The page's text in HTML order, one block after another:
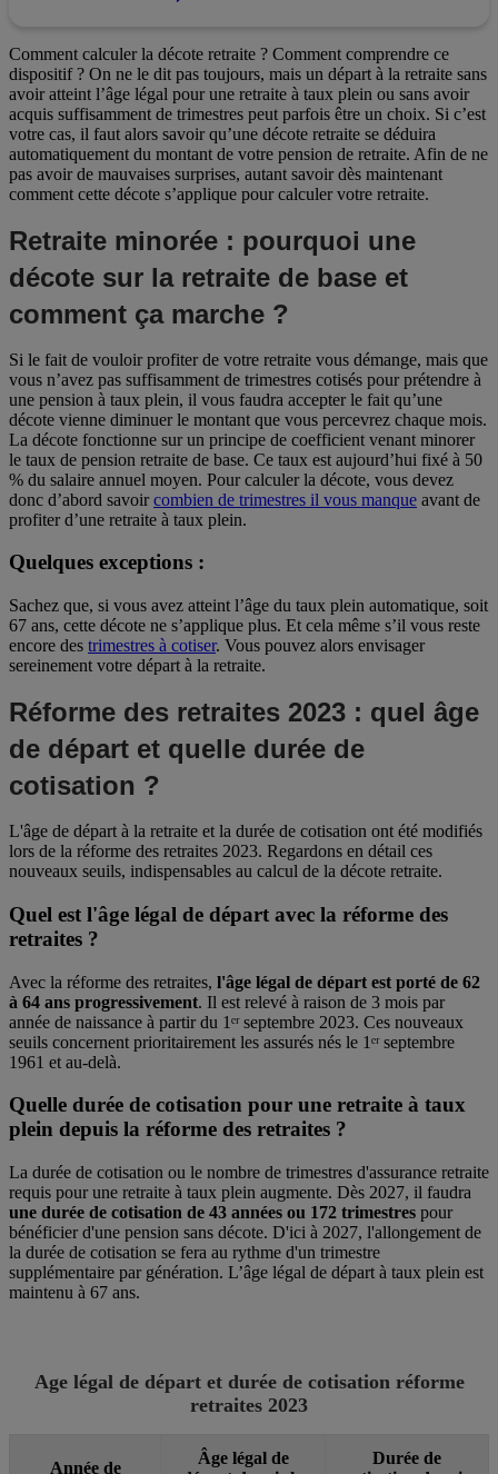
Comment calculer la décote retraite ? Comment comprendre ce
dispositif ? On ne le dit pas toujours, mais un départ à la retraite sans
avoir atteint l’âge légal pour une retraite à taux plein ou sans avoir
acquis suffisamment de trimestres peut parfois être un choix. Si c’est
votre cas, il faut alors savoir qu’une décote retraite se déduira
automatiquement du montant de votre pension de retraite. Afin de ne
pas avoir de mauvaises surprises, autant savoir dès maintenant
comment cette décote s’applique pour calculer votre retraite.
Retraite minorée : pourquoi une
décote sur la retraite de base et
comment ça marche ?
Si le fait de vouloir profiter de votre retraite vous démange, mais que
vous n’avez pas suffisamment de trimestres cotisés pour prétendre à
une pension à taux plein, il vous faudra accepter le fait qu’une
décote vienne diminuer le montant que vous percevrez chaque mois.
La décote fonctionne sur un principe de coefficient venant minorer
le taux de pension retraite de base. Ce taux est aujourd’hui fixé à 50
% du salaire annuel moyen. Pour calculer la décote, vous devez
donc d’abord savoircombien de trimestres il vous manque avant de
profiter d’une retraite à taux plein.
Quelques exceptions :
Sachez que, si vous avez atteint l’âge du taux plein automatique, soit
67 ans, cette décote ne s’applique plus. Et cela même s’il vous reste
encore des trimestres à cotiser. Vous pouvez alors envisager
sereinement votre départ à la retraite.
Réforme des retraites 2023 : quel âge
de départ et quelle durée de
cotisation ?
L'âge de départ à la retraite et la durée de cotisation ont été modifiés
lors de la réforme des retraites 2023. Regardons en détail ces
nouveaux seuils, indispensables au calcul de la décote retraite.
Quel est l'âge légal de départ avec la réforme des
retraites ?
Avec la réforme des retraites, l'âge légal de départ est porté de 62
à 64 ans progressivement. Il est relevé à raison de 3 mois par
année de naissance à partir du 1ᵉʳ septembre 2023. Ces nouveaux
seuils concernent prioritairement les assurés nés le 1ᵉʳ septembre
1961 et au-delà.
Quelle durée de cotisation pour une retraite à taux
plein depuis la réforme des retraites ?
La durée de cotisation ou le nombre de trimestres d'assurance retraite
requis pour une retraite à taux plein augmente. Dès 2027, il faudra
une durée de cotisation de 43 années ou 172 trimestres pour
bénéficier d'une pension sans décote. D'ici à 2027, l'allongement de
la durée de cotisation se fera au rythme d'un trimestre
supplémentaire par génération. L’âge légal de départ à taux plein est
maintenu à 67 ans.
Age légal de départ et durée de cotisation réforme
retraites 2023
Année de
Âge légal de
Durée de